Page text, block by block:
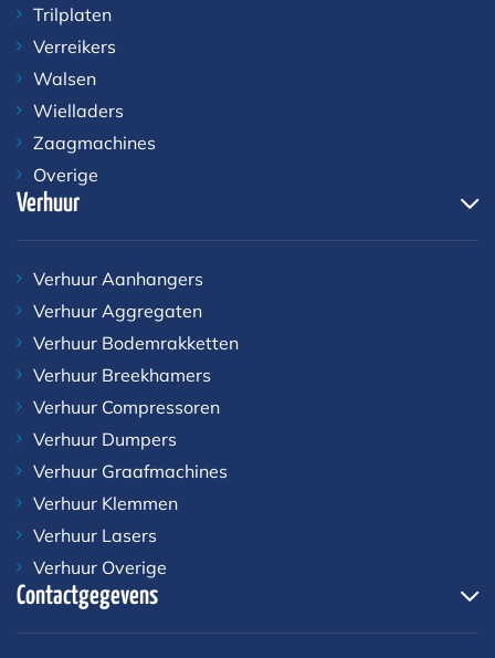
Trilplaten
Verreikers
Walsen
Wielladers
Zaagmachines
Overige
Verhuur
Verhuur Aanhangers
Verhuur Aggregaten
Verhuur Bodemrakketten
Verhuur Breekhamers
Verhuur Compressoren
Verhuur Dumpers
Verhuur Graafmachines
Verhuur Klemmen
Verhuur Lasers
Verhuur Overige
Contactgegevens